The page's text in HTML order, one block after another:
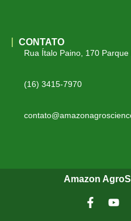
CONTATO
Rua Ítalo Paino, 170
(16) 3415-7970
Amazon